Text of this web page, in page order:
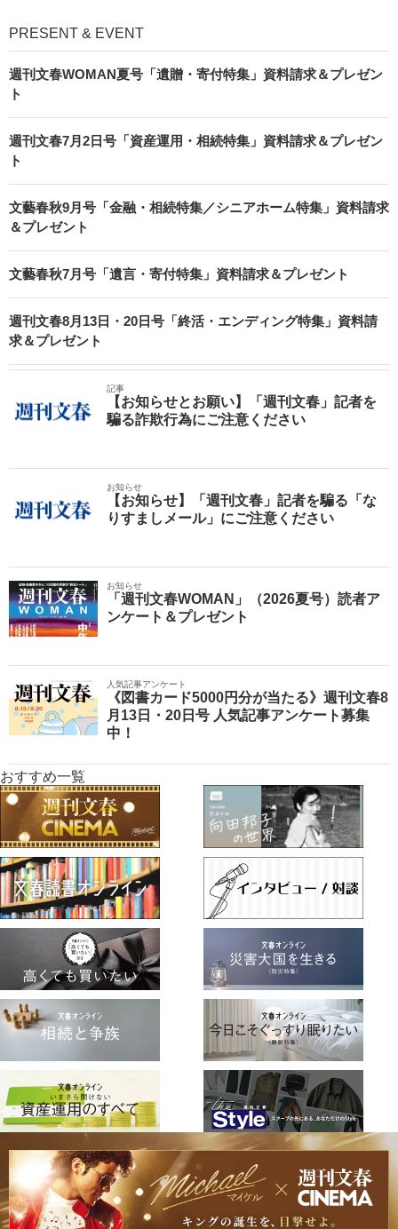
PRESENT & EVENT
週刊文春WOMAN夏号「遺贈・寄付特集」資料請求＆プレゼン
ト
週刊文春7月2日号「資産運用・相続特集」資料請求＆プレゼン
ト
文藝春秋9月号「金融・相続特集／シニアホーム特集」資料請求
＆プレゼント
文藝春秋7月号「遺言・寄付特集」資料請求＆プレゼント
週刊文春8月13日・20日号「終活・エンディング特集」資料請
求＆プレゼント
記事
【お知らせとお願い】「週刊文春」記者を
騙る詐欺行為にご注意ください
お知らせ
【お知らせ】「週刊文春」記者を騙る「な
りすましメール」にご注意ください
お知らせ
「週刊文春WOMAN」（2026夏号）読者ア
ンケート＆プレゼント
人気記事アンケート
《図書カード5000円分が当たる》週刊文春8
月13日・20日号 人気記事アンケート募集
中！
おすすめ一覧